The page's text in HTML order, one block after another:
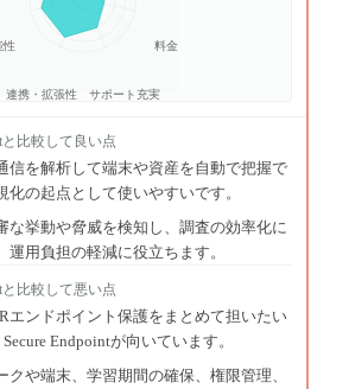
料金
サポート充実
連携・拡張性
性
と比較して良い点
信を解析して端末や資産を自動で把握で
化の起点として使いやすいです。
な挙動や脅威を検知し、調査の効率化に
運用負担の軽減に役立ちます。
と比較して悪い点
エンドポイント保護をまとめて担いたい
Endpointが向いています。
クや端末、学習期間の確保、権限管理、